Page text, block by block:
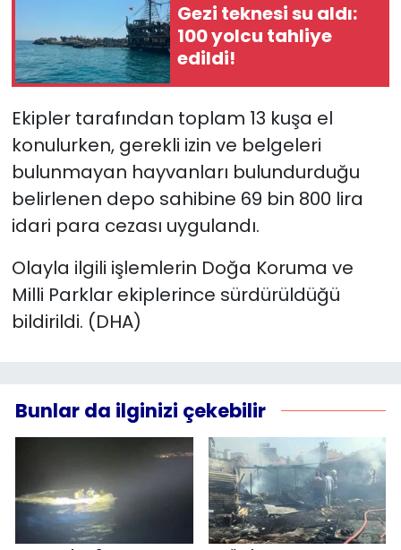
Gezi teknesi su aldı:
100 yolcu tahliye
edildi!
Ekipler tarafından toplam 13 kuşa el
konulurken, gerekli izin ve belgeleri
bulunmayan hayvanları bulundurduğu
belirlenen depo sahibine 69 bin 800 lira
idari para cezası uygulandı.
Olayla ilgili işlemlerin Doğa Koruma ve
Milli Parklar ekiplerince sürdürüldüğü
bildirildi. (DHA)
Bunlar da ilginizi çekebilir